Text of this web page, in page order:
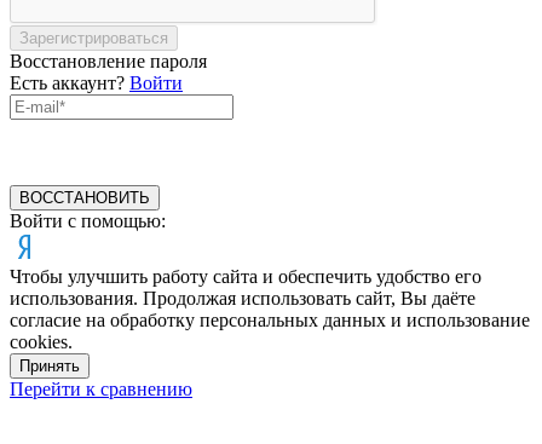
Зарегистрироваться
Восстановление пароля
Есть аккаунт? Войти
ВОССТАНОВИТЬ
Войти с помощью:
Чтобы улучшить работу сайта и обеспечить удобство его
использования. Продолжая использовать сайт, Вы даёте
согласие на обработку персональных данных и использование
cookies.
Принять
Перейти к сравнению